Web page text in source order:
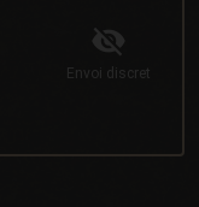
Envoi discret